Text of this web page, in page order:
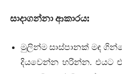
සාදාගන්නා ආකාරය:
මුලින්ම සාස්පානක් මඳ
දියවෙන්න හරින්න. එයට